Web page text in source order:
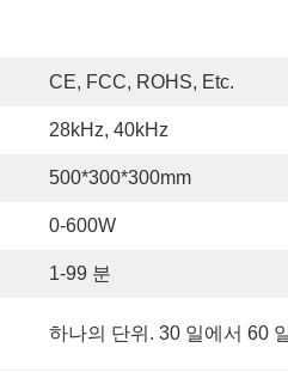
CE, FCC, ROHS, Etc.
28kHz, 40kHz
500*300*300mm
0-600W
1-99 분
하나의 단위. 30 일에서 60